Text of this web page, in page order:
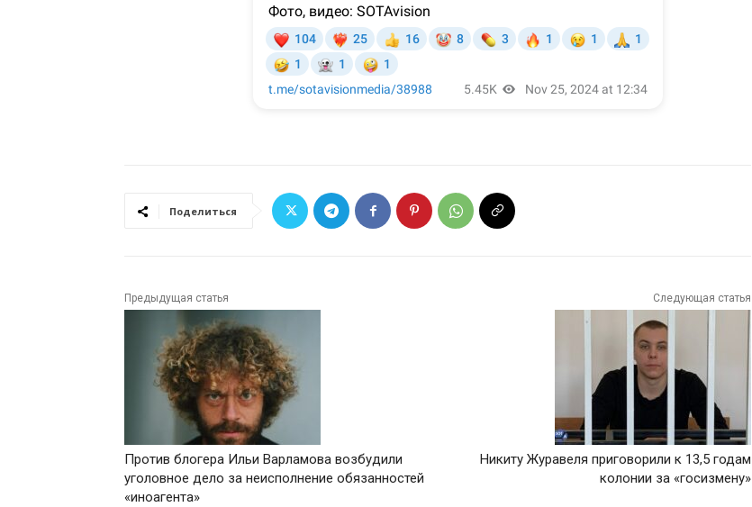
Поделиться
Предыдущая статья
Против блогера Ильи Варламова возбудили
уголовное дело за неисполнение обязанностей
«иноагента»
Следующая статья
Никиту Журавеля приговорили к 13,5 годам
колонии за «госизмену»